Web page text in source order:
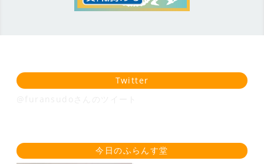
Twitter
今日のふらんす堂